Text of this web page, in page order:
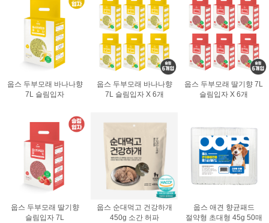
웁스 두부모래 바나나향
7L 슬림입자
웁스 두부모래 바나나향
7L 슬림입자 X 6개
웁스 두부모래 딸기향 7L
슬림입자 X 6개
웁스 두부모래 딸기향
슬림입자 7L
웁스 순대먹고 건강하개
450g 소간 허파
웁스 애견 향균패드
절약형 초대형 45g 50매